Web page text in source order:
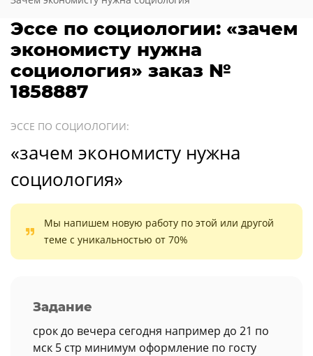
Эссе по социологии: «зачем
экономисту нужна
социология» заказ №
1858887
ЭССЕ ПО СОЦИОЛОГИИ:
«зачем экономисту нужна
социология»
Мы напишем новую работу по этой или другой
теме с уникальностью от 70%
Задание
срок до вечера сегодня например до 21 по
мск 5 стр минимум оформление по госту